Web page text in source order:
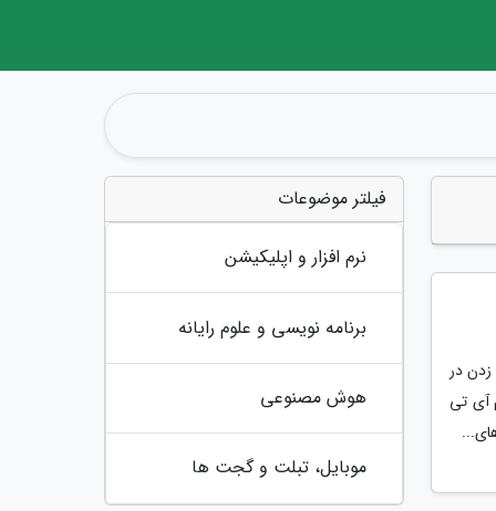
در
آی تی
فیلتر موضوعات
نرم افزار و اپلیکیشن
برنامه نویسی و علوم رایانه
هوش مصنوعی
موبایل، تبلت و گجت ها